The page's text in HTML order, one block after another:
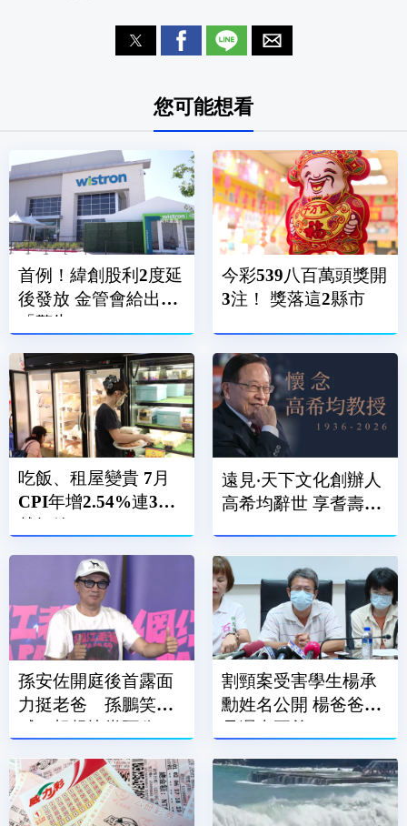
您可能想看
首例！緯創股利2度延
後發放 金管會給出
「警告」
今彩539八百萬頭獎開
3注！ 獎落這2縣市
吃飯、租屋變貴 7月
CPI年增2.54%連3月
越紅線
遠見‧天下文化創辦人
高希均辭世 享耆壽90
孫安佐開庭後首露面
力挺老爸 孫鵬笑
喊：想趕快當阿公
割頸案受害學生楊承
勳姓名公開 楊爸爸：
是遲來正義